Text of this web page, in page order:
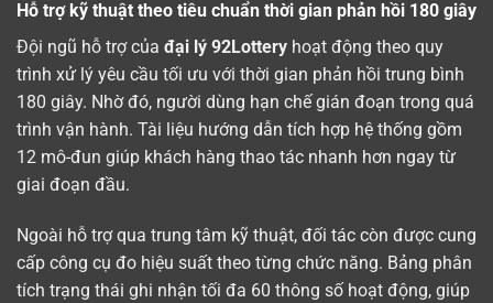
Hỗ trợ kỹ thuật theo tiêu chuẩn thời gian phản hồi 180 giây
Đội ngũ hỗ trợ của đại lý 92Lottery hoạt động theo quy
trình xử lý yêu cầu tối ưu với thời gian phản hồi trung bình
180 giây. Nhờ đó, người dùng hạn chế gián đoạn trong quá
trình vận hành. Tài liệu hướng dẫn tích hợp hệ thống gồm
12 mô-đun giúp khách hàng thao tác nhanh hơn ngay từ
giai đoạn đầu.
Ngoài hỗ trợ qua trung tâm kỹ thuật, đối tác còn được cung
cấp công cụ đo hiệu suất theo từng chức năng. Bảng phân
tích trạng thái ghi nhận tối đa 60 thông số hoạt động, giúp